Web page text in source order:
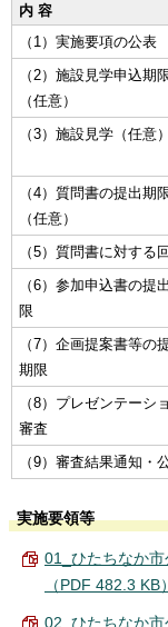
内 容
（1）実施要項の公表
（2）施設見学申込期
（任意）
（3）施設見学（任意）
（4）質問書の提出期
（任意）
（5）質問書に対する
（6）参加申込書の提
限
（7）企画提案書等の
期限
（8）プレゼンテーシ
審査
（9）審査結果通知・
実施要領等
01_ひたちなか
（PDF 482.3 KB）
02_ひたちなか市